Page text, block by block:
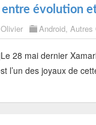
évolution
Olivier Android, Autres
28 mai dernier
l’un des joyaux de